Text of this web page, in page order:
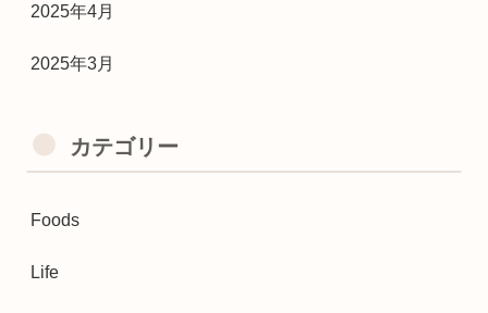
2025年4月
2025年3月
カテゴリー
Foods
Life